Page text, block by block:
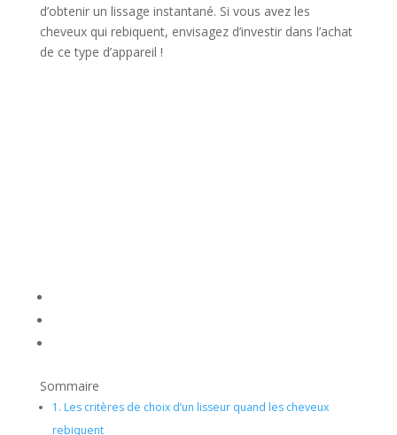
d’obtenir un lissage instantané. Si vous avez les
cheveux qui rebiquent, envisagez d’investir dans l’achat
de ce type d’appareil !
Sommaire
1. Les critères de choix d’un lisseur quand les cheveux
rebiquent